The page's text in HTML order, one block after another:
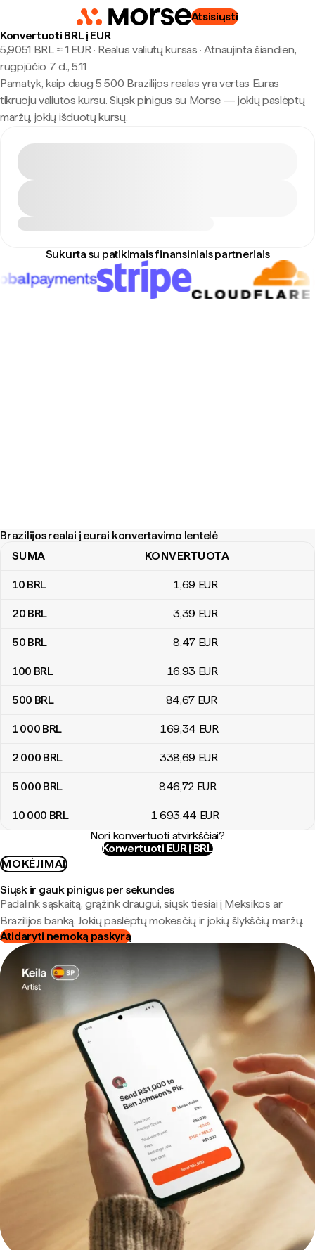
Atsisiųsti
Konvertuoti BRL į EUR
5,9051 BRL ≈ 1 EUR · Realus valiutų kursas · Atnaujinta šiandien,
rugpjūčio 7 d., 5:11
Pamatyk, kaip daug 5 500 Brazilijos realas yra vertas Euras
tikruoju valiutos kursu. Siųsk pinigus su Morse — jokių paslėptų
maržų, jokių išduotų kursų.
Sukurta su patikimais finansiniais partneriais
Brazilijos realai į eurai konvertavimo lentelė
Brazilijos realai į eurai konvertavimo lentelė
SUMA KONVERTUOTA
10 BRL 1,69 EUR
20 BRL 3,39 EUR
50 BRL 8,47 EUR
100 BRL 16,93 EUR
500 BRL 84,67 EUR
1 000 BRL 169,34 EUR
2 000 BRL 338,69 EUR
5 000 BRL 846,72 EUR
10 000 BRL 1 693,44 EUR
Nori konvertuoti atvirkščiai?
Konvertuoti EUR į BRL
MOKĖJIMAI
Siųsk ir gauk pinigus per sekundes
Padalink sąskaitą, grąžink draugui, siųsk tiesiai į Meksikos ar
Brazilijos banką. Jokių paslėptų mokesčių ir jokių šlykščių maržų.
Atidaryti nemoką paskyrą